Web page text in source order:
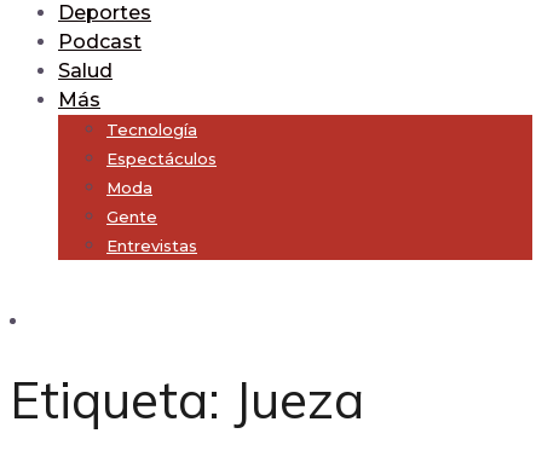
Deportes
Podcast
Salud
Más
Tecnología
Espectáculos
Moda
Gente
Entrevistas
Etiqueta: Jueza